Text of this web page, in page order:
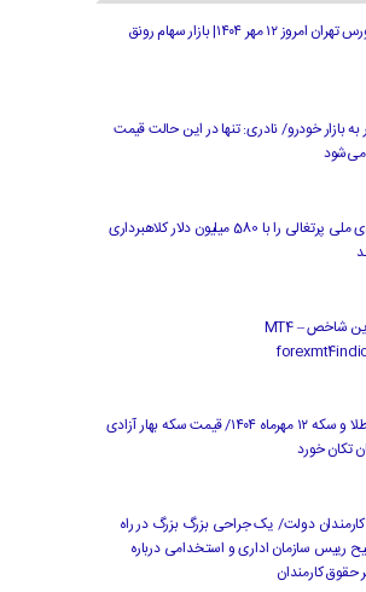
رکوردشکنی بورس تهران امروز ۱۲ مهر ۱۴۰۴| بازار سهام رونق
به بازار خودرو/ نادری: تنها در این حالت قیمت
می‌شود
مقامات تایلندی ملی پرتغالی را با 580 میلیون دلار کلاهبرداری
بالاترین کمترین شاخص MT4 –
قیمت جدید طلا و سکه ۱۲ مهرماه ۱۴۰۴/ قیمت سکه بهار آزادی
دولت/ یک جراحی بزرگ بزرگ در راه
رییس سازمان اداری و استخدامی درباره
حقوق کارمندان